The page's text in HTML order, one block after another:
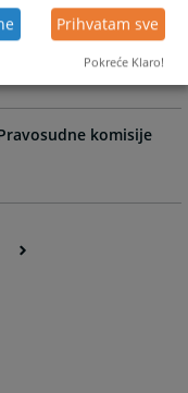
komisije
komisije
Prihvatam sve
Pokreće Klaro!